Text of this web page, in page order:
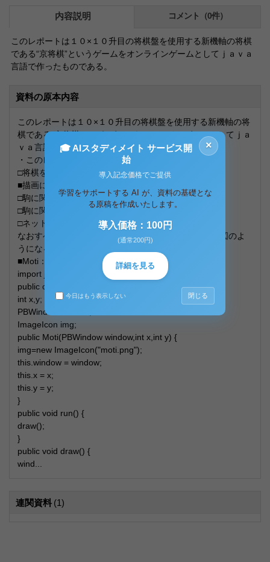
内容説明 コメント（0件）
このレポートは１０×１０升目の将棋盤を使用する新機軸の将棋
である“京将棋”というゲームをオンラインゲームとしてｊａｖａ
言語で作ったものである。
資料の原本内容
このレポートは１０×１０升目の将棋盤を使用する新機軸の将
棋である“京将棋”というゲームをオンラインゲームとしてｊａ
ｖａ言語で作ったものである。
・このレポートは長すぎるため５つに分かれています。
□将棋を始めるクラス
■描画に関するクラス
□駒に関するクラス（その１）
□駒に関するクラス（その２）
□ネットワークに関するクラス
なおすべてのソースをコンパイルし、実行すると下の図のよ
うになる。
■Moti：持ち駒の絵を出力します。
import javax.swing.ImageIcon;
public class Moti extends Thread {
int x,y;
PBWindow window;
ImageIcon img;
public Moti(PBWindow window,int x,int y) {
img=new ImageIcon("moti.png");
this.window = window;
this.x = x;
this.y = y;
}
public void run() {
draw();
}
public void draw() {
wind...
連関資料 (1)
×
🎓 AIスタディメイト サービス開
始
導入記念価格でご提供
学習をサポートする AI が、資料の基礎とな
る原稿を作成いたします。
導入価格：100円
(通常200円)
詳細を見る
今日はもう表示しない 閉じる